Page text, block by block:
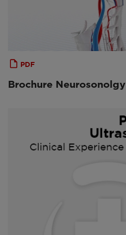
PDF
Brochure Neurosonolgy